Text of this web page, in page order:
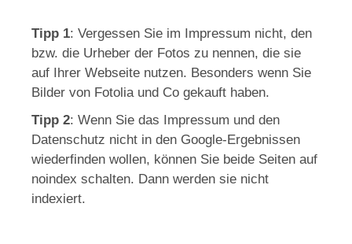
Tipp 1: Vergessen Sie im Impressum nicht, den
bzw. die Urheber der Fotos zu nennen, die sie
auf Ihrer Webseite nutzen. Besonders wenn Sie
Bilder von Fotolia und Co gekauft haben.
Tipp 2: Wenn Sie das Impressum und den
Datenschutz nicht in den Google-Ergebnissen
wiederfinden wollen, können Sie beide Seiten auf
noindex schalten. Dann werden sie nicht
indexiert.